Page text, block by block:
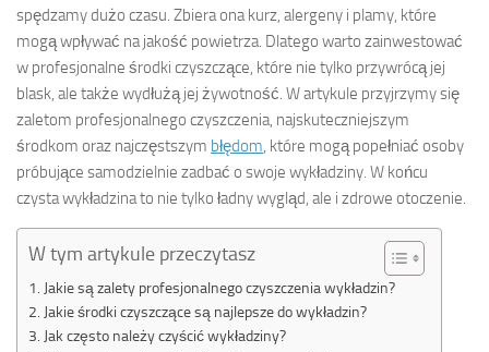
spędzamy dużo czasu. Zbiera ona kurz, alergeny i plamy, które
mogą wpływać na jakość powietrza. Dlatego warto zainwestować
w profesjonalne środki czyszczące, które nie tylko przywrócą jej
blask, ale także wydłużą jej żywotność. W artykule przyjrzymy się
zaletom profesjonalnego czyszczenia, najskuteczniejszym
środkom oraz najczęstszym błędom, które mogą popełniać osoby
próbujące samodzielnie zadbać o swoje wykładziny. W końcu
czysta wykładzina to nie tylko ładny wygląd, ale i zdrowe otoczenie.
W tym artykule przeczytasz
Jakie są zalety profesjonalnego czyszczenia wykładzin?
Jakie środki czyszczące są najlepsze do wykładzin?
Jak często należy czyścić wykładziny?